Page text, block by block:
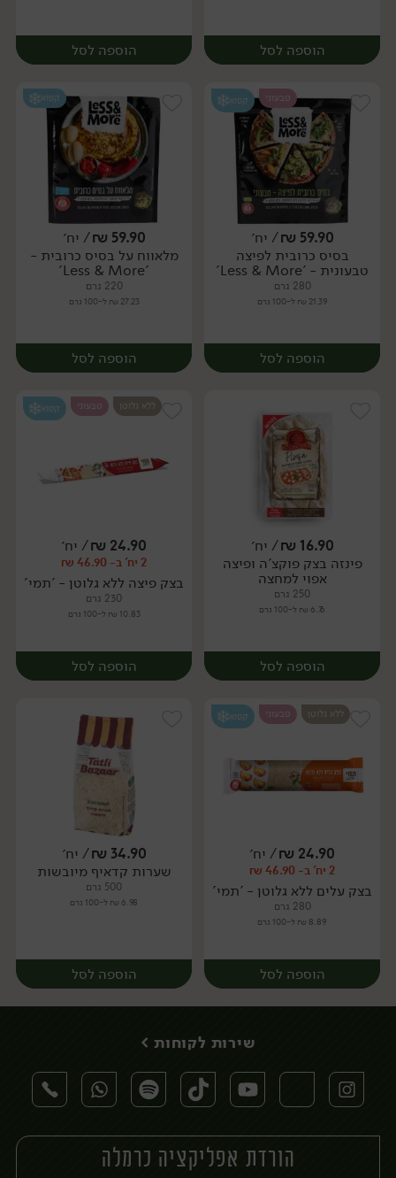
הוספה לסל
יח׳
הוספה לסל
יח׳
טבעוני קפוא
59.90
₪/ יח׳
בסיס כרובית לפיצה
טבעונית - 'Less & More'
280 גרם
21.39 ₪ ל-100 גרם
הוספה לסל
יח׳
קפוא
59.90
₪/ יח׳
מלאווח על בסיס כרובית -
'Less & More'
220 גרם
27.23 ₪ ל-100 גרם
הוספה לסל
יח׳
16.90
₪/ יח׳
פינזה בצק פוקצ'ה ופיצה
אפוי למחצה
250 גרם
6.76 ₪ ל-100 גרם
הוספה לסל
יח׳
ללא גלוטן טבעוני קפוא
24.90
₪/ יח׳
2 יח' ב- 46.90 ₪
בצק פיצה ללא גלוטן - 'תמי'
230 גרם
10.83 ₪ ל-100 גרם
הוספה לסל
יח׳
ללא גלוטן טבעוני קפוא
24.90
₪/ יח׳
2 יח' ב- 46.90 ₪
בצק עלים ללא גלוטן - 'תמי'
280 גרם
8.89 ₪ ל-100 גרם
הוספה לסל
34.90
₪/ יח׳
שערות קדאיף מיובשות
500 גרם
6.98 ₪ ל-100 גרם
הוספה לסל
שירות לקוחות >
הורדת אפליקציה כרמלה